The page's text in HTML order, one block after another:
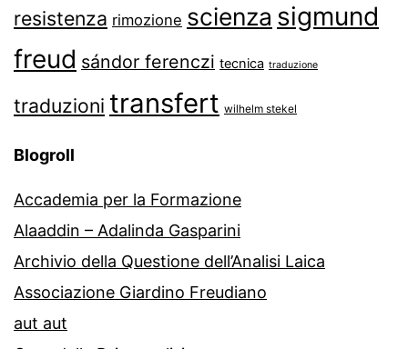
resistenza rimozione scienza sigmund
freud sándor ferenczi tecnica traduzione
traduzioni transfert wilhelm stekel
Blogroll
Accademia per la Formazione
Alaaddin – Adalinda Gasparini
Archivio della Questione dell’Analisi Laica
Associazione Giardino Freudiano
aut aut